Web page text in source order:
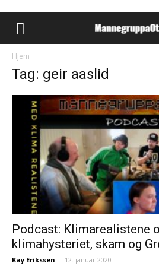
Hjem
Tag: geir aaslid
Podcast: Klimarealistene
klimahysteriet, skam og
Kay Erikssen – 12. januar 2020